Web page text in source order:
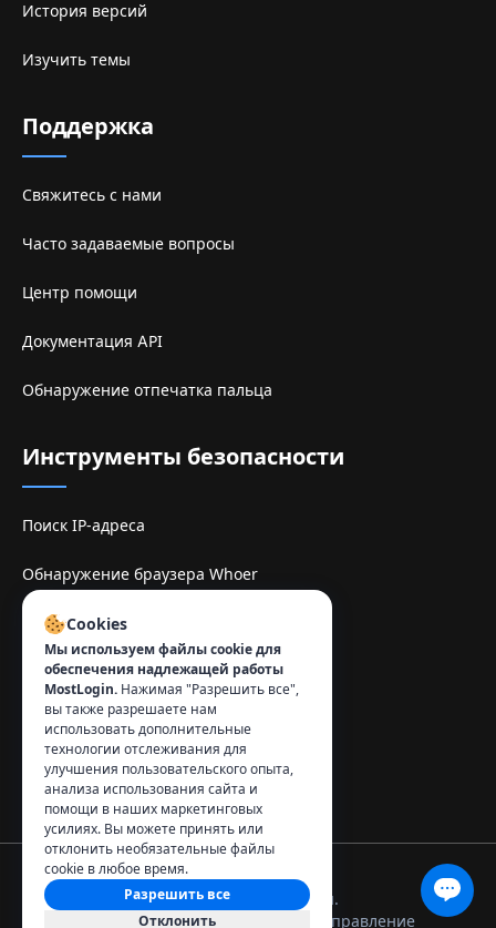
История версий
Изучить темы
Поддержка
Свяжитесь с нами
Часто задаваемые вопросы
Центр помощи
Документация API
Обнаружение отпечатка пальца
Инструменты безопасности
Поиск IP-адреса
Обнаружение браузера Whoer
Sitio de espelhe TamilMV
Контакты:
info@mostlogin.com
© 2026 MostLogin. Все права защищены.
Условия Управление
Cookies
Мы используем файлы cookie для
обеспечения надлежащей работы
MostLogin. Нажимая "Разрешить все",
вы также разрешаете нам
использовать дополнительные
технологии отслеживания для
улучшения пользовательского опыта,
анализа использования сайта и
помощи в наших маркетинговых
усилиях. Вы можете принять или
отклонить необязательные файлы
cookie в любое время.
Разрешить все
Отклонить